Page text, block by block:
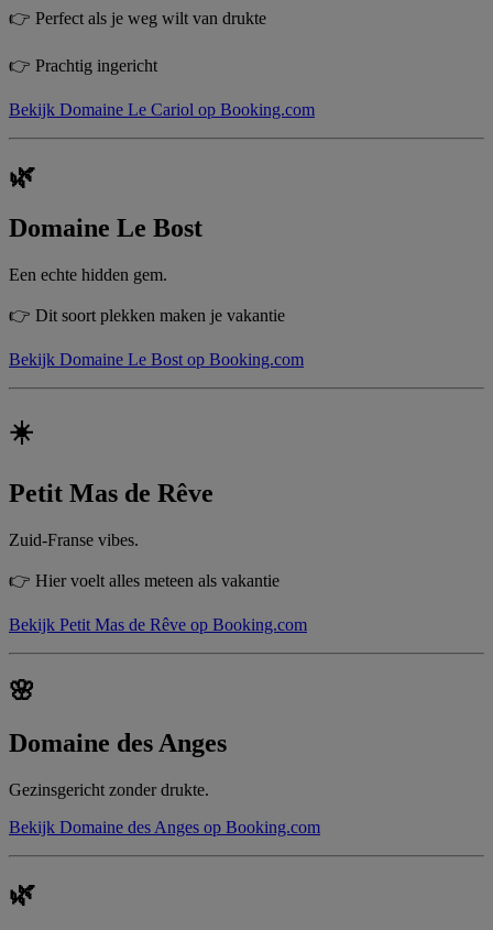
👉 Perfect als je weg wilt van drukte
👉 Prachtig ingericht
Bekijk Domaine Le Cariol op Booking.com
🌿
Domaine Le Bost
Een echte hidden gem.
👉 Dit soort plekken maken je vakantie
Bekijk Domaine Le Bost op Booking.com
☀️
Petit Mas de Rêve
Zuid-Franse vibes.
👉 Hier voelt alles meteen als vakantie
Bekijk Petit Mas de Rêve op Booking.com
🌸
Domaine des Anges
Gezinsgericht zonder drukte.
Bekijk Domaine des Anges op Booking.com
🌿